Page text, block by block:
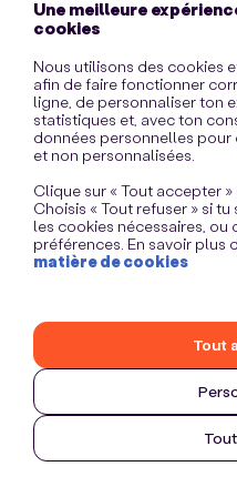
Une meilleure
cookies
Nous utilisons des cookies
afin de faire fonctionner
ligne, de personnaliser ton
statistiques et, avec ton
données personnelles
et non personnalisées.
Clique sur « Tout accepter
Choisis « Tout refuser » si
les cookies nécessaires, ou
préférences. En savoir plus
matière de cookies
Tout